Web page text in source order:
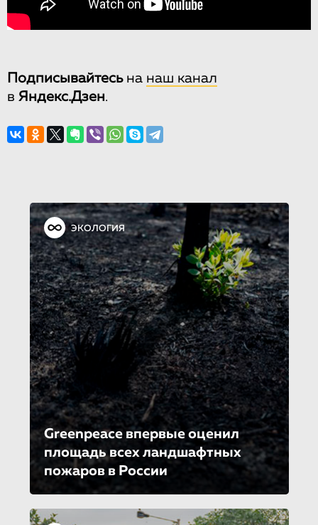
Подписывайтесьна наш канал
в Яндекс.Дзен.
ЭКОЛОГИЯ
Greenpeace впервые оценил
площадь всех ландшафтных
пожаров в России